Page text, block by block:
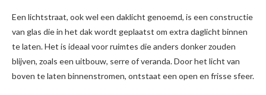
Een lichtstraat, ook wel een daklicht genoemd, is een constructie
van glas die in het dak wordt geplaatst om extra daglicht binnen
te laten. Het is ideaal voor ruimtes die anders donker zouden
blijven, zoals een uitbouw, serre of veranda. Door het licht van
boven te laten binnenstromen, ontstaat een open en frisse sfeer.